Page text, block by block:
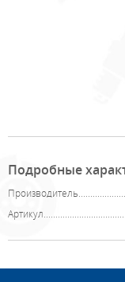
Подробные
Производитель
Артикул